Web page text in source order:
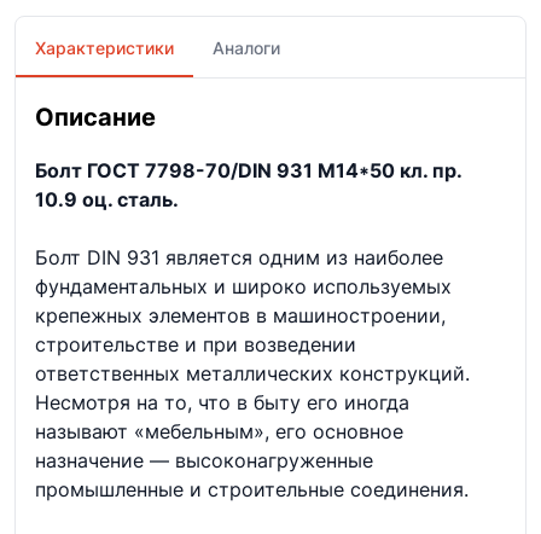
Характеристики Аналоги
Описание
Болт ГОСТ 7798-70/DIN 931 М14*50 кл. пр.
10.9 оц. сталь.
Болт DIN 931 является одним из наиболее
фундаментальных и широко используемых
крепежных элементов в машиностроении,
строительстве и при возведении
ответственных металлических конструкций.
Несмотря на то, что в быту его иногда
называют «мебельным», его основное
назначение — высоконагруженные
промышленные и строительные соединения.